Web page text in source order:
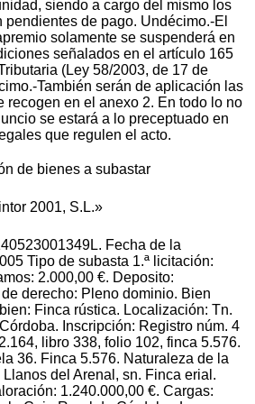
siendo a cargo del mismo los
de pago. Undécimo.-El
solamente se suspenderá en
señalados en el artículo 165
(Ley 58/2003, de 17 de
También serán de aplicación las
recogen en el anexo 2. En todo lo no
se estará a lo preceptuado en
que regulen el acto.
de bienes a subastar
2001, S.L.»
Fecha de la
Tipo de subasta 1.ª licitación:
2.000,00 €. Deposito:
derecho: Pleno dominio. Bien
Finca rústica. Localización: Tn.
Inscripción: Registro núm. 4
libro 338, folio 102, finca 5.576.
36. Finca 5.576. Naturaleza de la
del Arenal, sn. Finca erial.
1.240.000,00 €. Cargas: